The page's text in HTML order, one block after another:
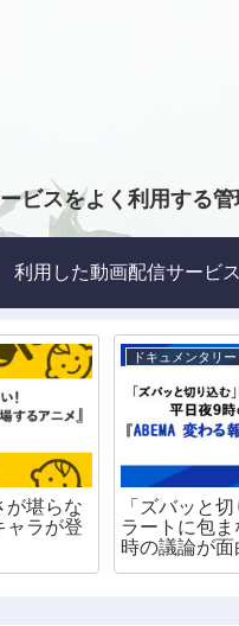
ビスをよく利用する
利用した動画配信サービス
が堪らな
ャラが登
ドキュメンタリー
「ズバッと
ラートに包
時の議論が